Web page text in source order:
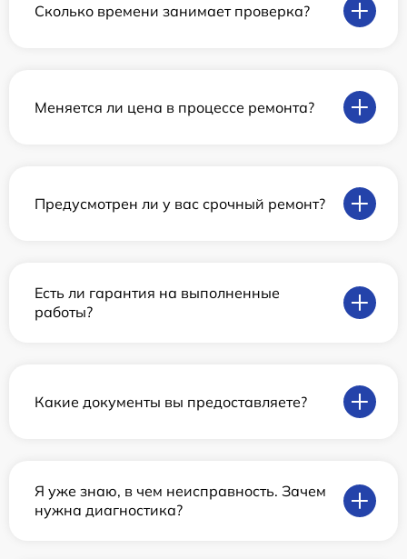
Сколько времени занимает проверка?
Меняется ли цена в процессе ремонта?
Предусмотрен ли у вас срочный ремонт?
Есть ли гарантия на выполненные
работы?
Какие документы вы предоставляете?
Я уже знаю, в чем неисправность. Зачем
нужна диагностика?